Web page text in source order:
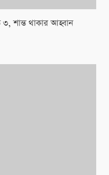
৩, শান্ত থাকার আহ্বান